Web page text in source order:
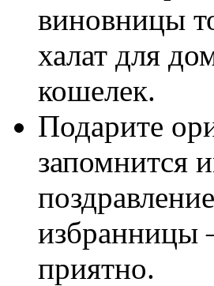
виновницы
халат для
кошелек.
Подарите
запомнится
избранницы
приятно.